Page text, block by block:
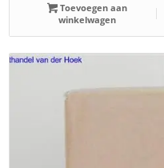
Toevoegen aan
winkelwagen